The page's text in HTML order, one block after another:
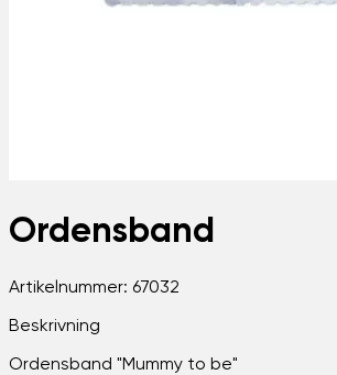
Ordensband
Artikelnummer: 67032
Beskrivning
Ordensband "Mummy to be"